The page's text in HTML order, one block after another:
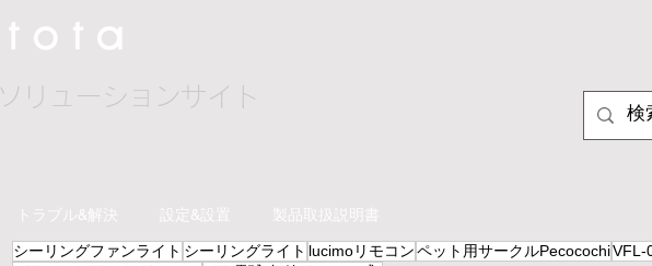
ソリューションサイト
トラブル&解決 設定&設置 製品取扱説明書
シーリングファンライト シーリングライト lucimoリモコンペット用サークルPecocochiVFL-